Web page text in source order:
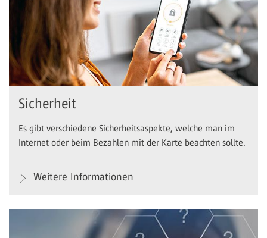
Sicherheit
Es gibt verschiedene Sicherheitsaspekte, welche man im
Internet oder beim Bezahlen mit der Karte beachten sollte.
Weitere Informationen